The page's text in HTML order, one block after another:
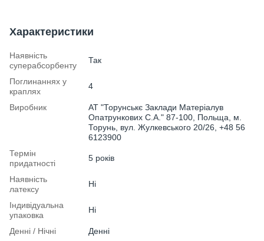
Характеристики
Наявність
суперабсорбенту
Так
Поглинаннях у
краплях
4
Виробник
АТ "Торунськє Заклади Матеріалув
Опатрункових С.А." 87-100, Польща, м.
Торунь, вул. Жулкевського 20/26, +48 56
6123900
Термін
придатності
5 років
Наявність
латексу
Ні
Індивідуальна
упаковка
Ні
Денні / Нічні
Денні